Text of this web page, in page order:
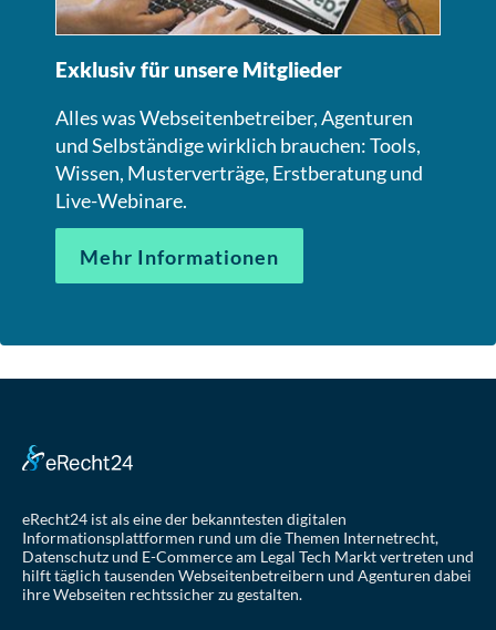
Exklusiv für unsere Mitglieder
Alles was Webseitenbetreiber, Agenturen
und Selbständige wirklich brauchen: Tools,
Wissen, Musterverträge, Erstberatung und
Live-Webinare.
Mehr Informationen
eRecht24 ist als eine der bekanntesten digitalen
Informationsplattformen rund um die Themen Internetrecht,
Datenschutz und E-Commerce am Legal Tech Markt vertreten und
hilft täglich tausenden Webseitenbetreibern und Agenturen dabei
ihre Webseiten rechtssicher zu gestalten.